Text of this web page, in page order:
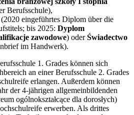
Berufsschule),
(2020 eingeführtes Diplom über die
bis 2025: Dyplom
zawodowe) oderŚwiadectwo
im Handwerk).
1. Grades können sich
an einer Berufsschule 2. Grades
erlangen. Außerdem können
der 4-jährigen allgemeinbildenden
ogólnokształcące dla dorosłych)
erwerben. Als drittes